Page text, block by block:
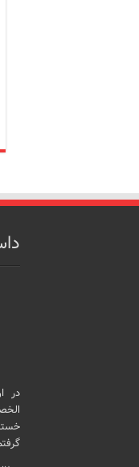
در